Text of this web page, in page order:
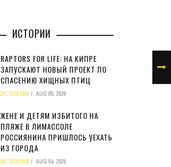
ИСТОРИИ
RAPTORS FOR LIFE: НА КИПРЕ
ЗАПУСКАЮТ НОВЫЙ ПРОЕКТ ПО
СПАСЕНИЮ ХИЩНЫХ ПТИЦ
ИСТОРИИ AUG 05, 2026
ЖЕНЕ И ДЕТЯМ ИЗБИТОГО НА
ПЛЯЖЕ В ЛИМАССОЛЕ
РОССИЯНИНА ПРИШЛОСЬ УЕХАТЬ
ИЗ ГОРОДА
ИСТОРИИ AUG 04, 2026